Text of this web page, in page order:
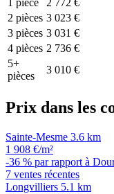
1 pièce
2 772 €
2 pièces 3 023 €
3 pièces 3 031 €
4 pièces 2 736 €
5+
pièces
3 010 €
Prix dans les
Sainte-Mesme 3.6 km
1 908 €/m²
-36 % par rapport à
7 ventes récentes
Longvilliers 5.1 km